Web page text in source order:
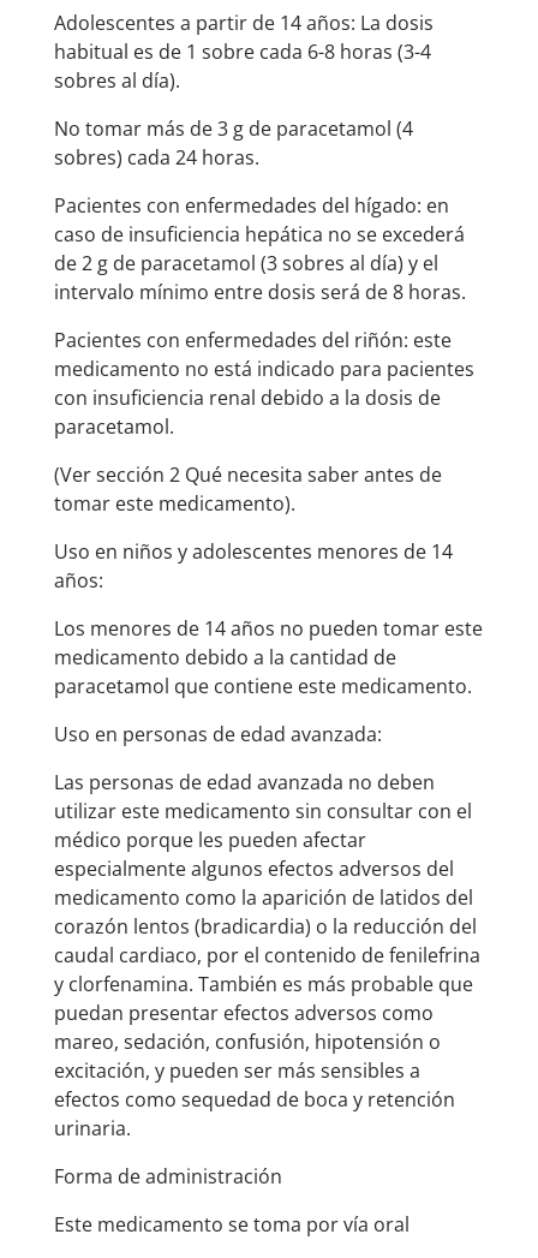
Adolescentes a partir de 14 años: La dosis
habitual es de 1 sobre cada 6-8 horas (3-4
sobres al día).
No tomar más de 3 g de paracetamol (4
sobres) cada 24 horas.
Pacientes con enfermedades del hígado: en
caso de insuficiencia hepática no se excederá
de 2 g de paracetamol (3 sobres al día) y el
intervalo mínimo entre dosis será de 8 horas.
Pacientes con enfermedades del riñón: este
medicamento no está indicado para pacientes
con insuficiencia renal debido a la dosis de
paracetamol.
(Ver sección 2 Qué necesita saber antes de
tomar este medicamento).
Uso en niños y adolescentes menores de 14
años:
Los menores de 14 años no pueden tomar este
medicamento debido a la cantidad de
paracetamol que contiene este medicamento.
Uso en personas de edad avanzada:
Las personas de edad avanzada no deben
utilizar este medicamento sin consultar con el
médico porque les pueden afectar
especialmente algunos efectos adversos del
medicamento como la aparición de latidos del
corazón lentos (bradicardia) o la reducción del
caudal cardiaco, por el contenido de fenilefrina
y clorfenamina. También es más probable que
puedan presentar efectos adversos como
mareo, sedación, confusión, hipotensión o
excitación, y pueden ser más sensibles a
efectos como sequedad de boca y retención
urinaria.
Forma de administración
Este medicamento se toma por vía oral